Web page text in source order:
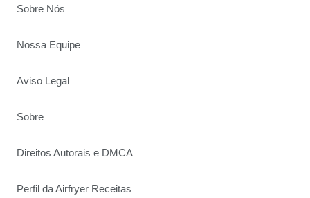
Sobre Nós
Nossa Equipe
Aviso Legal
Sobre
Direitos Autorais e DMCA
Perfil da Airfryer Receitas